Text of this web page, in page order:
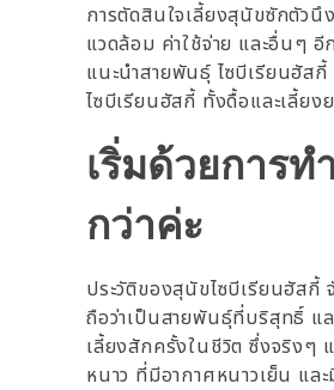
การตัดสินใจเลี้ยงสุนัขซักตัวนึ
แวดล้อม ค่าใช้จ่าย และอื่นๆ อี
แนะนำสายพันธุ์ ไซบีเรียนฮัส
ไซบีเรียนฮัสกี้ ทั้งดื้อและเลี้ยง
เริ่มด้วยการ
กว่าค่ะ
ประวัติของสุนัขไซบีเรียนฮัส
ถือว่าเป็นสายพันธุ์ที่บริสุทธิ์ แ
เลี้ยงสักครั้งในชีวิต ซึ่งจริงๆ
หนาว ที่มีอากาศหนาวเย็น แ